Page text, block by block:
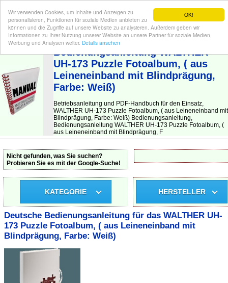
OK!
Wir verwenden Cookies, um Inhalte und Anzeigen zu
personalisieren, Funktionen für soziale Medien anbieten zu
können und die Zugriffe auf unsere Website zu analysieren. Außerdem geben wir
Informationen zu Ihrer Nutzung unserer Website an unsere Partner für soziale Medien,
Werbung und Analysen weiter. Details ansehen
BEDIENUNGSANLEITUNG| Hier finden Sie die deutsche Anleitung!
Bedienungsanleitung WALTHER
UH-173 Puzzle Fotoalbum, ( aus
Leineneinband mit Blindprägung,
Farbe: Weiß)
Betriebsanleitung und PDF-Handbuch für den Einsatz,
WALTHER UH-173 Puzzle Fotoalbum, ( aus Leineneinband mit
Blindprägung, Farbe: Weiß) Bedienungsanleitung,
Bedienungsanleitung WALTHER UH-173 Puzzle Fotoalbum, (
aus Leineneinband mit Blindprägung, F
Nicht gefunden, was Sie suchen?
Probieren Sie es mit der Google-Suche!
KATEGORIE HERSTELLER
Deutsche Bedienungsanleitung für das WALTHER UH-
173 Puzzle Fotoalbum, ( aus Leineneinband mit
Blindprägung, Farbe: Weiß)